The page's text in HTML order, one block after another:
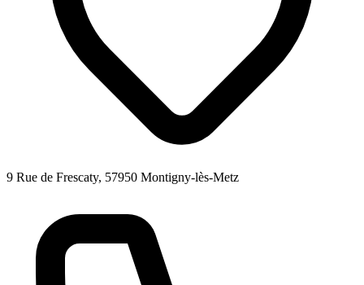
9 Rue de Frescaty, 57950 Montigny-lès-Metz